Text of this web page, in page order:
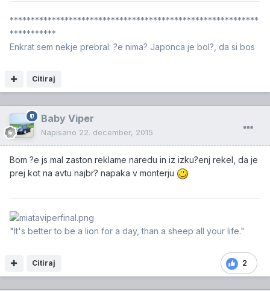
Citiraj
***********************************************************
***********
Enkrat sem nekje prebral: ?e nima? Japonca je bol?, da si bos
Baby Viper
Napisano 22. december, 2015
Bom ?e js mal zaston reklame naredu in iz izku?enj rekel, da je
prej kot na avtu najbr? napaka v monterju
2
Citiraj
"It's better to be a lion for a day, than a sheep all your life."